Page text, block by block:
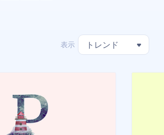
表示 トレンド